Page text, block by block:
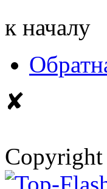
к началу
✘